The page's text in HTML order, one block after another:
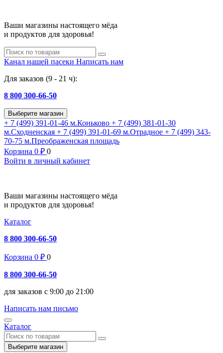
Ваши магазины настоящего мёда
и продуктов для здоровья!
Канал нашей пасеки Написать нам
Для заказов (9 - 21 ч):
8 800 300-66-50
Выберите магазин
+ 7 (499) 391-01-46 м.Коньково + 7 (499) 381-01-30
м.Сходненская + 7 (499) 391-01-69 м.Отрадное + 7 (499) 343-
70-75 м.Преображенская площадь
Корзина 0 ₽ 0
Войти в личный кабинет
Ваши магазины настоящего мёда
и продуктов для здоровья!
Каталог
8 800 300-66-50
Корзина 0 ₽ 0
8 800 300-66-50
для заказов с 9:00 до 21:00
Написать нам письмо
Каталог
Выберите магазин